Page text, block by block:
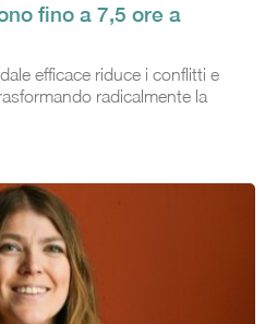
fino a 7,5 ore a
efficace riduce i conflitti e
radicalmente la